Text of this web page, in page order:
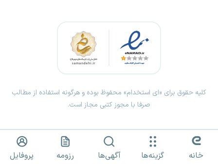
کلیه حقوق برای «ای استخدام» محفوظ بوده و هرگونه استفاده از مطالب
صرفا با مجوز کتبی مجاز است.
خانه گزینه‌ها آگهی‌ها رزومه پروفایل